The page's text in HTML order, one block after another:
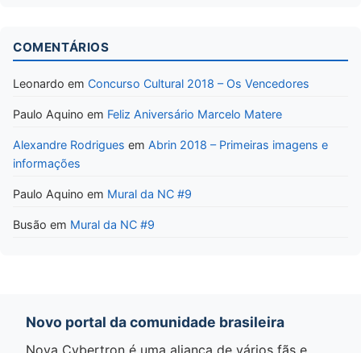
COMENTÁRIOS
Leonardo em Concurso Cultural 2018 – Os Vencedores
Paulo Aquino em Feliz Aniversário Marcelo Matere
Alexandre Rodrigues em Abrin 2018 – Primeiras imagens e
informações
Paulo Aquino em Mural da NC #9
Busão em Mural da NC #9
Novo portal da comunidade brasileira
Nova Cybertron é uma aliança de vários fãs e